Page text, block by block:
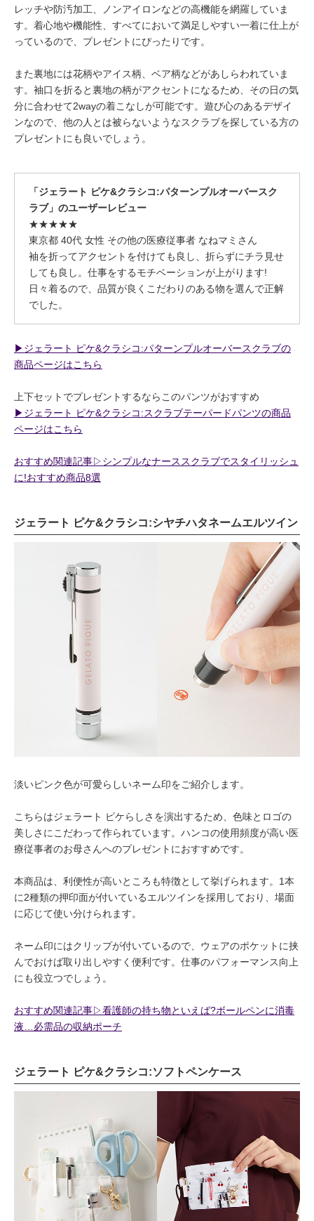
レッチや防汚加工、ノンアイロンなどの高機能を網羅していま
す。着心地や機能性、すべてにおいて満足しやすい一着に仕上が
っているので、プレゼントにぴったりです。
また裏地には花柄やアイス柄、ベア柄などがあしらわれていま
す。袖口を折ると裏地の柄がアクセントになるため、その日の気
分に合わせて2wayの着こなしが可能です。遊び心のあるデザイ
ンなので、他の人とは被らないようなスクラブを探している方の
プレゼントにも良いでしょう。
「ジェラート ピケ&クラシコ:パターンプルオーバースク
ラブ」のユーザーレビュー
★★★★★
東京都 40代 女性 その他の医療従事者 なねマミさん
袖を折ってアクセントを付けても良し、折らずにチラ見せ
しても良し。仕事をするモチベーションが上がります!
日々着るので、品質が良くこだわりのある物を選んで正解
でした。
▶︎ジェラート ピケ&クラシコ:パターンプルオーバースクラブの
商品ページはこちら
上下セットでプレゼントするならこのパンツがおすすめ
▶︎ジェラート ピケ&クラシコ:スクラブテーパードパンツの商品
ページはこちら
おすすめ関連記事▷シンプルなナーススクラブでスタイリッシュ
に!おすすめ商品8選
ジェラート ピケ&クラシコ:シヤチハタネームエルツイン
淡いピンク色が可愛らしいネーム印をご紹介します。
こちらはジェラート ピケらしさを演出するため、色味とロゴの
美しさにこだわって作られています。ハンコの使用頻度が高い医
療従事者のお母さんへのプレゼントにおすすめです。
本商品は、利便性が高いところも特徴として挙げられます。1本
に2種類の押印面が付いているエルツインを採用しており、場面
に応じて使い分けられます。
ネーム印にはクリップが付いているので、ウェアのポケットに挟
んでおけば取り出しやすく便利です。仕事のパフォーマンス向上
にも役立つでしょう。
おすすめ関連記事▷看護師の持ち物といえば?ボールペンに消毒
液…必需品の収納ポーチ
ジェラート ピケ&クラシコ:ソフトペンケース